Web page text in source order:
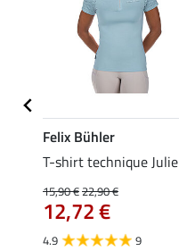
Felix Bühler
T-shirt technique Julie
15,90 €22,90 €
12,72 €
4.9 9